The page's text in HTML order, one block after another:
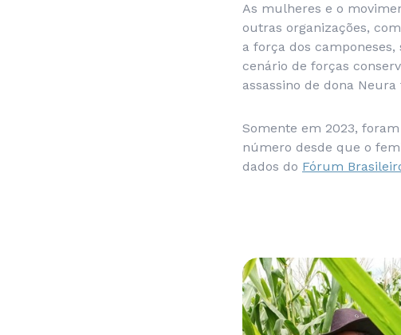
As mulheres e o
outras organizações,
a força dos
cenário de forças
assassino de dona
Somente em 2023,
número desde que o
dados do Fórum